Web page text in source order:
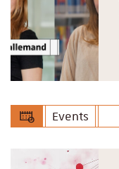
Events